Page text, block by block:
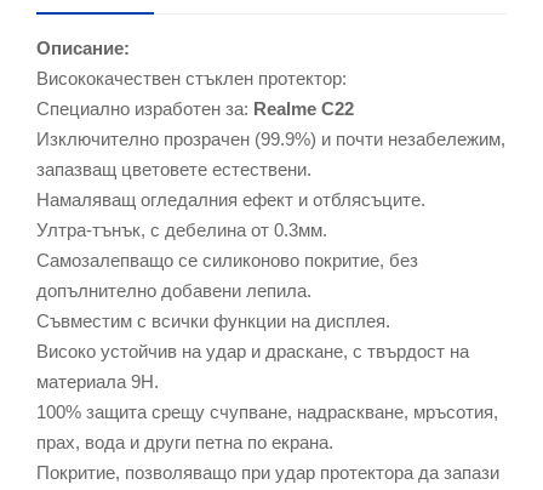
Описание:
Висококачествен стъклен протектор:
Специално изработен за: Realme C22
Изключително прозрачен (99.9%) и почти незабележим,
запазващ цветовете естествени.
Намаляващ огледалния ефект и отблясъците.
Ултра-тънък, с дебелина от 0.3мм.
Самозалепващо се силиконово покритие, без
допълнително добавени лепила.
Съвместим с всички функции на дисплея.
Високо устойчив на удар и драскане, с твърдост на
материала 9Н.
100% защита срещу счупване, надраскване, мръсотия,
прах, вода и други петна по екрана.
Покритие, позволяващо при удар протектора да запази